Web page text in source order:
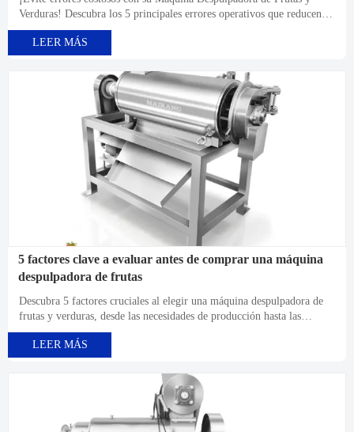
Verduras! Descubra los 5 principales errores operativos que reducen la
eficiencia en un 15-30% y las soluciones expertas de Zhucheng
Maikang para aumentar la productividad y prolongar la vida útil del
equipo.
LEER MÁS
5 factores clave a evaluar antes de comprar una máquina
despulpadora de frutas
Descubra 5 factores cruciales al elegir una máquina despulpadora de
frutas y verduras, desde las necesidades de producción hasta las
normas de higiene. Compare las especificaciones técnicas y el análisis
costo-beneficio para una inversión óptima.
LEER MÁS